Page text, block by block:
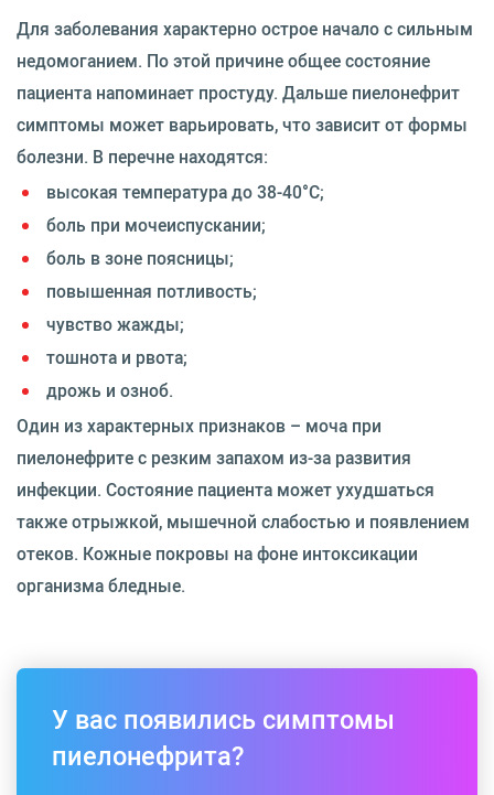
Для заболевания характерно острое начало с сильным
недомоганием. По этой причине общее состояние
пациента напоминает простуду. Дальше пиелонефрит
симптомы может варьировать, что зависит от формы
болезни. В перечне находятся:
высокая температура до 38-40°C;
боль при мочеиспускании;
боль в зоне поясницы;
повышенная потливость;
чувство жажды;
тошнота и рвота;
дрожь и озноб.
Один из характерных признаков – моча при
пиелонефрите с резким запахом из-за развития
инфекции. Состояние пациента может ухудшаться
также отрыжкой, мышечной слабостью и появлением
отеков. Кожные покровы на фоне интоксикации
организма бледные.
У вас появились симптомы
пиелонефрита?